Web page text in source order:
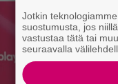
Jotkin
suostumusta, jos
vastustaa tätä tai
seuraavalla